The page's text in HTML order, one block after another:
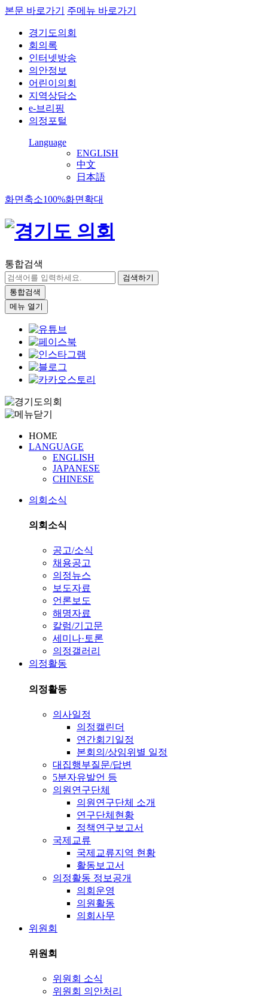
본문 바로가기 주메뉴 바로가기
경기도의회
회의록
인터넷방송
의안정보
어린이의회
지역상담소
e-브리핑
의정포털
Language
ENGLISH
中文
日本語
화면축소100%화면확대
통합검색
검색하기
통합검색
메뉴 열기
HOME
LANGUAGE
ENGLISH
JAPANESE
CHINESE
의회소식
의회소식
공고/소식
채용공고
의정뉴스
보도자료
언론보도
해명자료
칼럼/기고문
세미나·토론
의정갤러리
의정활동
의정활동
의사일정
의정캘린더
연간회기일정
본회의/상임위별 일정
대집행부질문/답변
5분자유발언 등
의원연구단체
의원연구단체 소개
연구단체현황
정책연구보고서
국제교류
국제교류지역 현황
활동보고서
의정활동 정보공개
의회운영
의원활동
의회사무
위원회
위원회
위원회 소식
위원회 의안처리